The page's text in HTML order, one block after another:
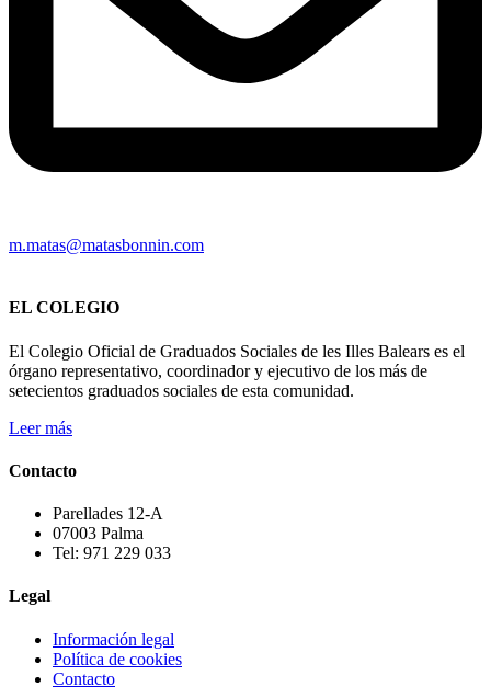
m.matas@matasbonnin.com
EL COLEGIO
El Colegio Oficial de Graduados Sociales de les Illes Balears es el
órgano representativo, coordinador y ejecutivo de los más de
setecientos graduados sociales de esta comunidad.
Leer más
Contacto
Parellades 12-A
07003 Palma
Tel: 971 229 033
Legal
Información legal
Política de cookies
Contacto